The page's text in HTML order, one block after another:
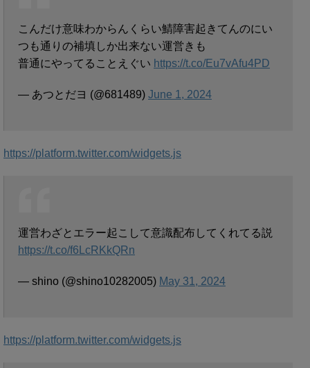
こんだけ意味わからんくらい鯖障害起きてんのにい
つも通りの補填しか出来ない運営きも
普通にやってることえぐい https://t.co/Eu7vAfu4PD
— あつとだヨ (@681489) June 1, 2024
https://platform.twitter.com/widgets.js
運営わざとエラー起こして意識配布してくれてる説
https://t.co/f6LcRKkQRn
— shino (@shino10282005) May 31, 2024
https://platform.twitter.com/widgets.js